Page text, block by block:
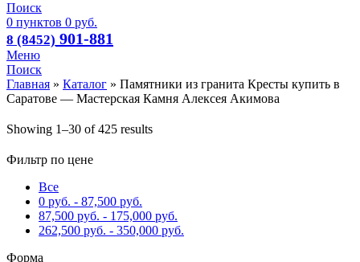
Поиск
0 пунктов 0 руб.
8 (8452) 901-881
Меню
Поиск
Главная » Каталог » Памятники из гранита Кресты купить в
Саратове — Мастерская Камня Алексея Акимова
Showing 1–30 of 425 results
Фильтр по цене
Все
0 руб. - 87,500 руб.
87,500 руб. - 175,000 руб.
262,500 руб. - 350,000 руб.
Форма